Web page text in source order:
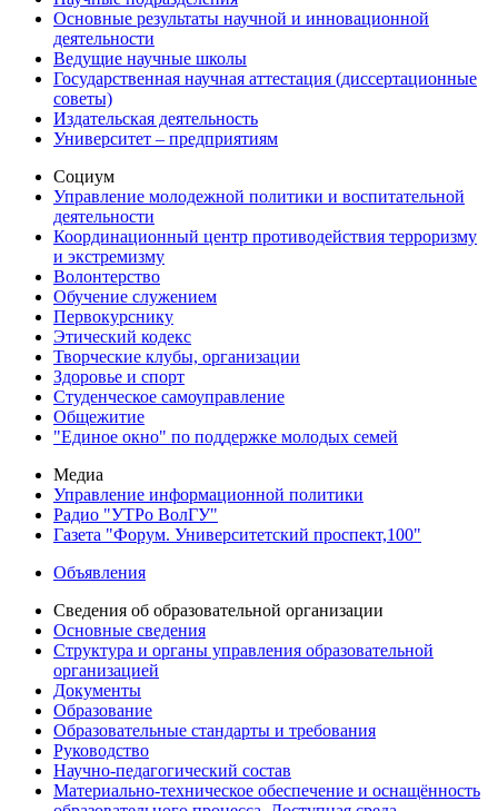
Основные результаты научной и инновационной
деятельности
Ведущие научные школы
Государственная научная аттестация (диссертационные
советы)
Издательская деятельность
Университет – предприятиям
Социум
Управление молодежной политики и воспитательной
деятельности
Координационный центр противодействия терроризму
и экстремизму
Волонтерство
Обучение служением
Первокурснику
Этический кодекс
Творческие клубы, организации
Здоровье и спорт
Студенческое самоуправление
Общежитие
"Единое окно" по поддержке молодых семей
Медиа
Управление информационной политики
Радио "УТРо ВолГУ"
Газета "Форум. Университетский проспект,100"
Объявления
Сведения об образовательной организации
Основные сведения
Структура и органы управления образовательной
организацией
Документы
Образование
Образовательные стандарты и требования
Руководство
Научно-педагогический состав
Материально-техническое обеспечение и оснащённость